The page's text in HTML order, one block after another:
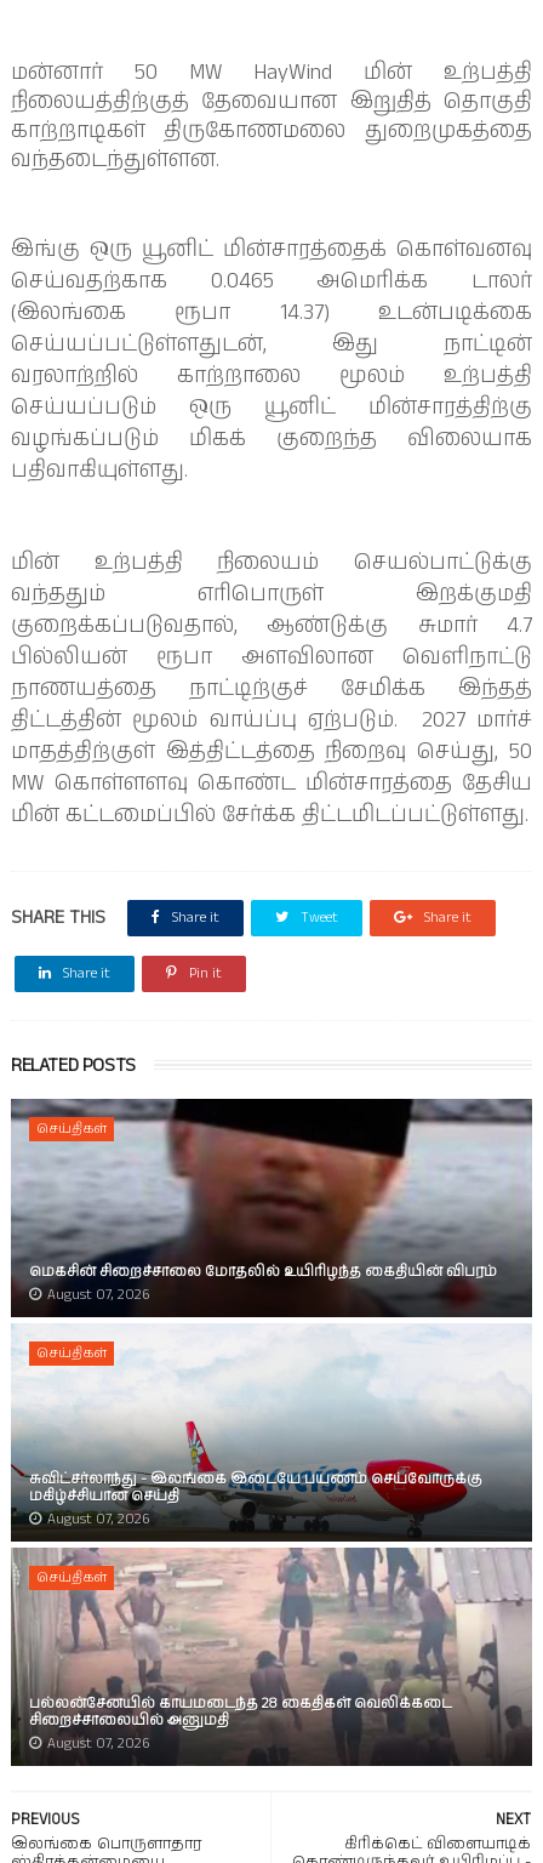
மன்னார் 50 MW HayWind மின் உற்பத்தி
நிலையத்திற்குத் தேவையான இறுதித் தொகுதி
காற்றாடிகள் திருகோணமலை துறைமுகத்தை
வந்தடைந்துள்ளன.
இங்கு ஒரு யூனிட் மின்சாரத்தைக் கொள்வனவு
செய்வதற்காக 0.0465 அமெரிக்க டாலர்
(இலங்கை ரூபா 14.37) உடன்படிக்கை
செய்யப்பட்டுள்ளதுடன், இது நாட்டின்
வரலாற்றில் காற்றாலை மூலம் உற்பத்தி
செய்யப்படும் ஒரு யூனிட் மின்சாரத்திற்கு
வழங்கப்படும் மிகக் குறைந்த விலையாக
பதிவாகியுள்ளது.
மின் உற்பத்தி நிலையம் செயல்பாட்டுக்கு
வந்ததும் எரிபொருள் இறக்குமதி
குறைக்கப்படுவதால், ஆண்டுக்கு சுமார் 4.7
பில்லியன் ரூபா அளவிலான வெளிநாட்டு
நாணயத்தை நாட்டிற்குச் சேமிக்க இந்தத்
திட்டத்தின் மூலம் வாய்ப்பு ஏற்படும். 2027 மார்ச்
மாதத்திற்குள் இத்திட்டத்தை நிறைவு செய்து, 50
MW கொள்ளளவு கொண்ட மின்சாரத்தை தேசிய
மின் கட்டமைப்பில் சேர்க்க திட்டமிடப்பட்டுள்ளது.
SHARE THIS Share it Tweet Share it
Share it Pin it
RELATED POSTS
செய்திகள்
மெகசின் சிறைச்சாலை மோதலில் உயிரிழந்த கைதியின் விபரம்
August 07, 2026
செய்திகள்
சுவிட்சர்லாந்து - இலங்கை இடையே பயணம் செய்வோருக்கு
மகிழ்ச்சியான செய்தி
August 07, 2026
செய்திகள்
பல்லன்சேனயில் காயமடைந்த 28 கைதிகள் வெலிக்கடை
சிறைச்சாலையில் அனுமதி
August 07, 2026
NEXT
கிரிக்கெட் விளையாடிக்
PREVIOUS
இலங்கை பொருளாதார